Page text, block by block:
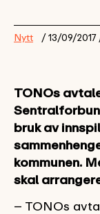
Nytt / 13/09/2017
TONOs
bruk av
kommunen.
skal
– TONOs